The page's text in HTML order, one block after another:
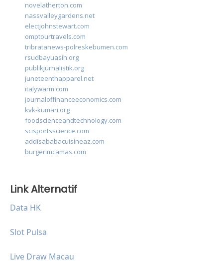
novelatherton.com
nassvalleygardens.net
electjohnstewart.com
omptourtravels.com
tribratanews-polreskebumen.com
rsudbayuasih.org
publikjurnalistik.org
juneteenthapparel.net
italywarm.com
journaloffinanceeconomics.com
kvk-kumari.org
foodscienceandtechnology.com
scisportsscience.com
addisababacuisineaz.com
burgerimcamas.com
Link Alternatif
Data HK
Slot Pulsa
Live Draw Macau